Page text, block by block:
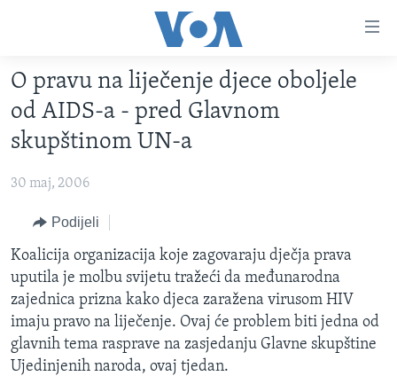
glavni
sadržaj
Pređi
na
glavnu
navigaciju
pretragu
TV PROGRAM
VIDEO
FOTOGRAFIJE DANA
VIJESTI
SJEDINJENE AMERIČKE DRŽAVE
BOSNA I HERCEGOVINA
SVIJET
NAUKA I TEHNOLOGIJA
SPECIJALNI PROJEKTI
KORUPCIJA
SLOBODA MEDIJA
ŽENSKA STRANA
O pravu na liječenje djece oboljele
od AIDS-a - pred Glavnom
skupštinom UN-a
30 maj, 2006
Podijeli
Koalicija organizacija koje zagovaraju dječja prava
uputila je molbu svijetu tražeći da međunarodna
zajednica prizna kako djeca zaražena virusom HIV
imaju pravo na liječenje. Ovaj će problem biti jedna od
glavnih tema rasprave na zasjedanju Glavne skupštine
Ujedinjenih naroda, ovaj tjedan.